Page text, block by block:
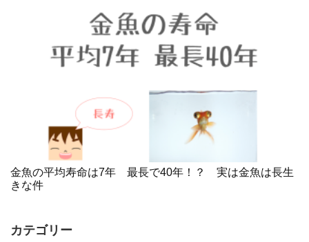
金魚の平均寿命は7年 最長で40年！？ 実は金魚は長生
きな件
カテゴリー